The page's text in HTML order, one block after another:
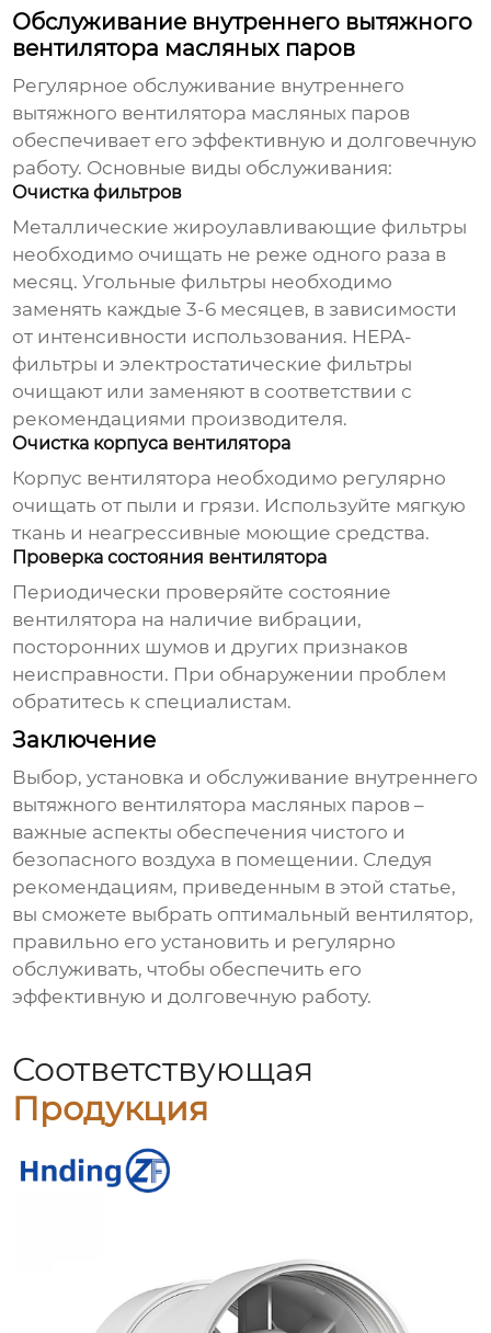
Обслуживание внутреннего вытяжного
вентилятора масляных паров
Регулярное обслуживание внутреннего
вытяжного вентилятора масляных паров
обеспечивает его эффективную и долговечную
работу. Основные виды обслуживания:
Очистка фильтров
Металлические жироулавливающие фильтры
необходимо очищать не реже одного раза в
месяц. Угольные фильтры необходимо
заменять каждые 3-6 месяцев, в зависимости
от интенсивности использования. HEPA-
фильтры и электростатические фильтры
очищают или заменяют в соответствии с
рекомендациями производителя.
Очистка корпуса вентилятора
Корпус вентилятора необходимо регулярно
очищать от пыли и грязи. Используйте мягкую
ткань и неагрессивные моющие средства.
Проверка состояния вентилятора
Периодически проверяйте состояние
вентилятора на наличие вибрации,
посторонних шумов и других признаков
неисправности. При обнаружении проблем
обратитесь к специалистам.
Заключение
Выбор, установка и обслуживание внутреннего
вытяжного вентилятора масляных паров –
важные аспекты обеспечения чистого и
безопасного воздуха в помещении. Следуя
рекомендациям, приведенным в этой статье,
вы сможете выбрать оптимальный вентилятор,
правильно его установить и регулярно
обслуживать, чтобы обеспечить его
эффективную и долговечную работу.
Соответствующая
Продукция